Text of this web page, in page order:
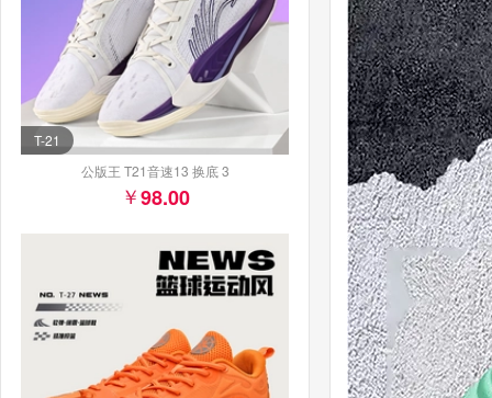
T-21
公版王 T21音速13 换底 3
98.00